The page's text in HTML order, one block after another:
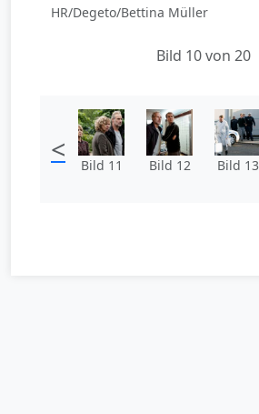
HR/Degeto/Bettina Müller
Bild 10 von 20
< Bild 11 Bild 12 Bild 13